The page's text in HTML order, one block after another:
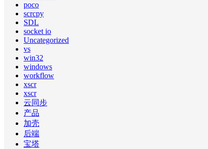
poco
scrcpy
SDL
socket io
Uncategorized
vs
win32
windows
workflow
xscr
xscr
云同步
产品
加壳
后端
宝塔